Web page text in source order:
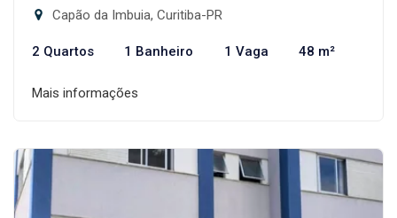
Capão da Imbuia, Curitiba-PR
2 Quartos 1 Banheiro 1 Vaga 48 m²
Mais informações